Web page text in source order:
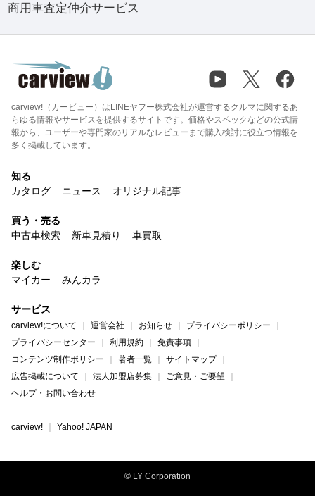
商用車査定仲介サービス
carview!（カービュー）はLINEヤフー株式会社が運営するクルマに関するあ
らゆる情報やサービスを提供するサイトです。価格やスペックなどの公式情
報から、ユーザーや専門家のリアルなレビューまで購入検討に役立つ情報を
多く掲載しています。
知る
カタログ
ニュース オリジナル記事
買う・売る
中古車検索
新車見積り 車買取
楽しむ
マイカー
みんカラ
サービス
carview!について 運営会社 お知らせ
プライバシーポリシー
プライバシーセンター
利用規約
免責事項
コンテンツ制作ポリシー
著者一覧
サイトマップ
広告掲載について
法人加盟店募集
ご意見・ご要望
ヘルプ・お問い合わせ
carview! Yahoo! JAPAN
© LY Corporation